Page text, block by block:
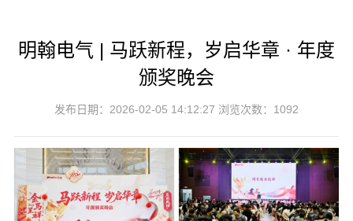
明翰电气 | 马跃新程，岁启华章 · 年度
颁奖晚会
发布日期：2026-02-05 14:12:27 浏览次数：1092